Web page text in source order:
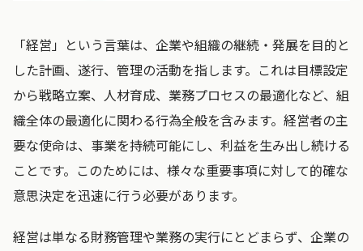
「経営」という言葉は、企業や組織の継続・発展を目的と
した計画、遂行、管理の活動を指します。これは目標設定
から戦略立案、人材育成、業務プロセスの最適化など、組
織全体の最適化に関わる行為全般を含みます。経営者の主
要な使命は、事業を持続可能にし、利益を生み出し続ける
ことです。このためには、様々な重要事項に対して的確な
意思決定を迅速に行う必要があります。
経営は単なる財務管理や業務の実行にとどまらず、企業の